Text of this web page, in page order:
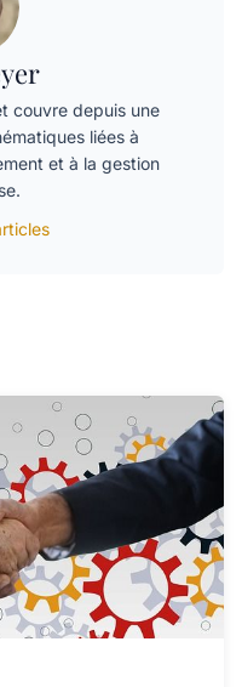
couvre depuis une
liées à
et à la gestion